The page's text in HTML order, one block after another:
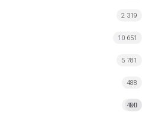
2 319
10 651
5 781
488
MI
420